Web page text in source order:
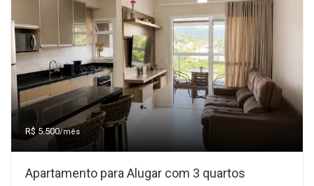
R$ 5.500/mês
Apartamento para Alugar com 3 quartos